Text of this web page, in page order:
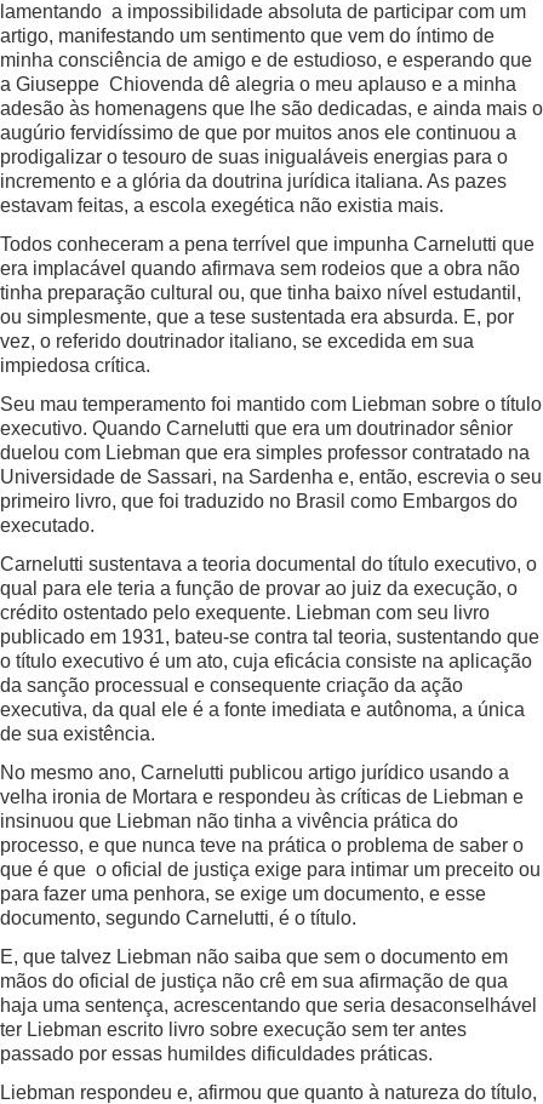
lamentando a impossibilidade absoluta de participar com um
artigo, manifestando um sentimento que vem do íntimo de
minha consciência de amigo e de estudioso, e esperando que
a Giuseppe Chiovenda dê alegria o meu aplauso e a minha
adesão às homenagens que lhe são dedicadas, e ainda mais o
augúrio fervidíssimo de que por muitos anos ele continuou a
prodigalizar o tesouro de suas inigualáveis energias para o
incremento e a glória da doutrina jurídica italiana. As pazes
estavam feitas, a escola exegética não existia mais.
Todos conheceram a pena terrível que impunha Carnelutti que
era implacável quando afirmava sem rodeios que a obra não
tinha preparação cultural ou, que tinha baixo nível estudantil,
ou simplesmente, que a tese sustentada era absurda. E, por
vez, o referido doutrinador italiano, se excedida em sua
impiedosa crítica.
Seu mau temperamento foi mantido com Liebman sobre o título
executivo. Quando Carnelutti que era um doutrinador sênior
duelou com Liebman que era simples professor contratado na
Universidade de Sassari, na Sardenha e, então, escrevia o seu
primeiro livro, que foi traduzido no Brasil como Embargos do
executado.
Carnelutti sustentava a teoria documental do título executivo, o
qual para ele teria a função de provar ao juiz da execução, o
crédito ostentado pelo exequente. Liebman com seu livro
publicado em 1931, bateu-se contra tal teoria, sustentando que
o título executivo é um ato, cuja eficácia consiste na aplicação
da sanção processual e consequente criação da ação
executiva, da qual ele é a fonte imediata e autônoma, a única
de sua existência.
No mesmo ano, Carnelutti publicou artigo jurídico usando a
velha ironia de Mortara e respondeu às críticas de Liebman e
insinuou que Liebman não tinha a vivência prática do
processo, e que nunca teve na prática o problema de saber o
que é que o oficial de justiça exige para intimar um preceito ou
para fazer uma penhora, se exige um documento, e esse
documento, segundo Carnelutti, é o título.
E, que talvez Liebman não saiba que sem o documento em
mãos do oficial de justiça não crê em sua afirmação de qua
haja uma sentença, acrescentando que seria desaconselhável
ter Liebman escrito livro sobre execução sem ter antes
passado por essas humildes dificuldades práticas.
Liebman respondeu e, afirmou que quanto à natureza do título,